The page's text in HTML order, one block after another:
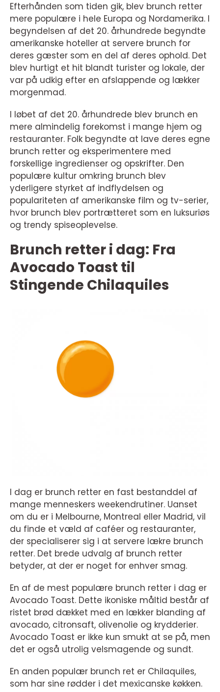
Efterhånden som tiden gik, blev brunch retter
mere populære i hele Europa og Nordamerika. I
begyndelsen af det 20. århundrede begyndte
amerikanske hoteller at servere brunch for
deres gæster som en del af deres ophold. Det
blev hurtigt et hit blandt turister og lokale, der
var på udkig efter en afslappende og lækker
morgenmad.
I løbet af det 20. århundrede blev brunch en
mere almindelig forekomst i mange hjem og
restauranter. Folk begyndte at lave deres egne
brunch retter og eksperimentere med
forskellige ingredienser og opskrifter. Den
populære kultur omkring brunch blev
yderligere styrket af indflydelsen og
populariteten af amerikanske film og tv-serier,
hvor brunch blev portrætteret som en luksuriøs
og trendy spiseoplevelse.
Brunch retter i dag: Fra
Avocado Toast til
Stingende Chilaquiles
I dag er brunch retter en fast bestanddel af
mange menneskers weekendrutiner. Uanset
om du er i Melbourne, Montreal eller Madrid, vil
du finde et væld af caféer og restauranter,
der specialiserer sig i at servere lækre brunch
retter. Det brede udvalg af brunch retter
betyder, at der er noget for enhver smag.
En af de mest populære brunch retter i dag er
Avocado Toast. Dette ikoniske måltid består af
ristet brød dækket med en lækker blanding af
avocado, citronsaft, olivenolie og krydderier.
Avocado Toast er ikke kun smukt at se på, men
det er også utrolig velsmagende og sundt.
En anden populær brunch ret er Chilaquiles,
som har sine rødder i det mexicanske køkken.